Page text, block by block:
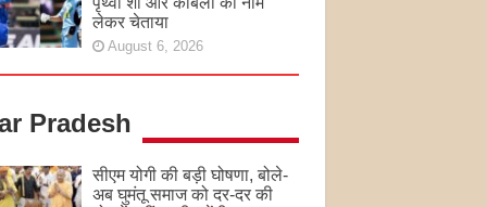
लेकर चेताया
August 6, 2026
Pradesh
सीएम योगी की बड़ी घोषणा, बोले-
अब घुमंतू समाज को दर-दर की